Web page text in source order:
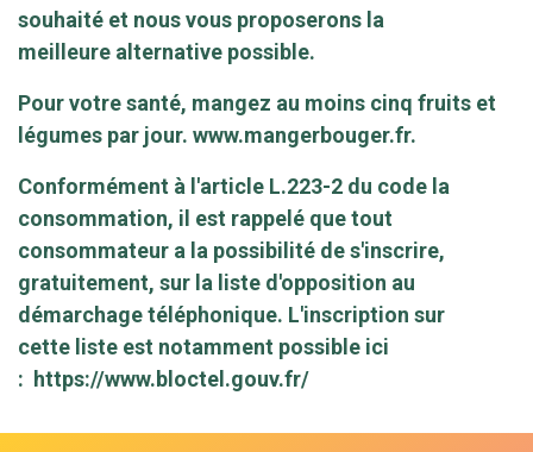
souhaité et nous vous proposerons la
meilleure alternative possible.
Pour votre santé, mangez au moins cinq fruits et
légumes par jour. www.mangerbouger.fr.
Conformément à l'article L.223-2 du code la
consommation, il est rappelé que tout
consommateur a la possibilité de s'inscrire,
gratuitement, sur la liste d'opposition au
démarchage téléphonique. L'inscription sur
cette liste est notamment possible ici
: https://www.bloctel.gouv.fr/